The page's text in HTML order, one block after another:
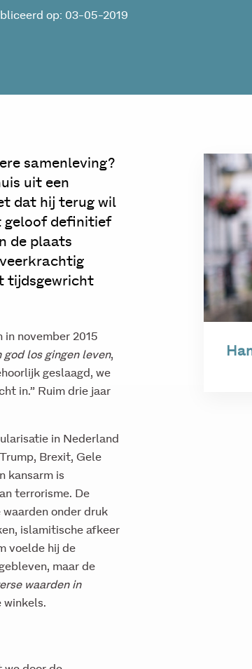
op: 03-05-2019
samenleving?
uit een
dat hij terug wil
geloof definitief
de plaats
veerkrachtig
tijdsgewricht
in november 2015
los gingen leven,
geslaagd, we
in.” Ruim drie jaar
in Nederland
Brexit, Gele
kansarm is
terrorisme. De
onder druk
islamitische afkeer
voelde hij de
maar de
waarden in
winkels.